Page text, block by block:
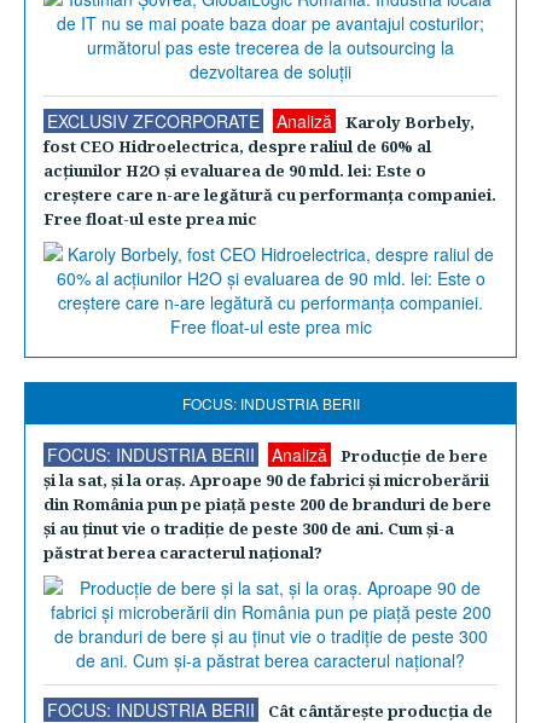
EXCLUSIV ZFCORPORATE Analiză
Karoly Borbely,
fost CEO Hidroelectrica, despre raliul de 60% al
acţiunilor H2O şi evaluarea de 90 mld. lei: Este o
creştere care n-are legătură cu performanţa companiei.
Free float-ul este prea mic
FOCUS: INDUSTRIA BERII
FOCUS: INDUSTRIA BERII Analiză
Producţie de bere
şi la sat, şi la oraş. Aproape 90 de fabrici şi microberării
din România pun pe piaţă peste 200 de branduri de bere
şi au ţinut vie o tradiţie de peste 300 de ani. Cum şi-a
păstrat berea caracterul naţional?
FOCUS: INDUSTRIA BERII
Cât cântăreşte producţia de